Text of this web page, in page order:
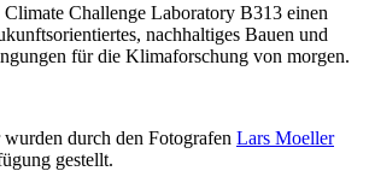
Challenge Laboratory B313 einen
nachhaltiges Bauen und
für die Klimaforschung von morgen.
durch den Fotografen Lars Moeller
gestellt.